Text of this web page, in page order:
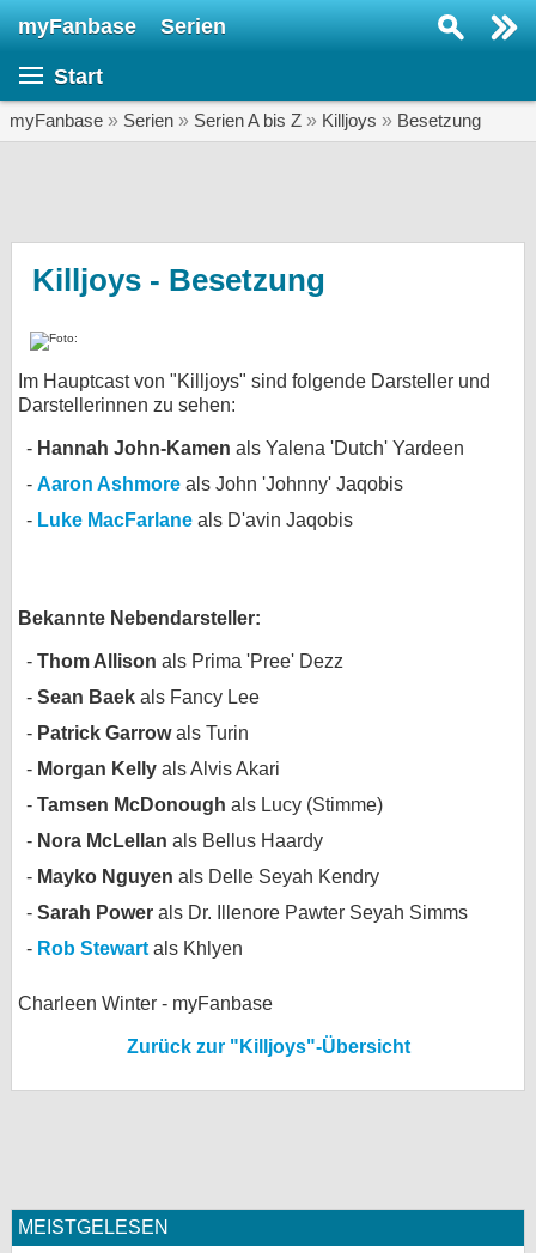
myFanbase Serien
Start
myFanbase » Serien » Serien A bis Z » Killjoys » Besetzung
Killjoys - Besetzung
Im Hauptcast von "Killjoys" sind folgende Darsteller und
Darstellerinnen zu sehen:
Hannah John-Kamen als Yalena 'Dutch' Yardeen
Aaron Ashmore als John 'Johnny' Jaqobis
Luke MacFarlane als D'avin Jaqobis
Bekannte Nebendarsteller:
Thom Allison als Prima 'Pree' Dezz
Sean Baek als Fancy Lee
Patrick Garrowals Turin
Morgan Kelly als Alvis Akari
Tamsen McDonough als Lucy (Stimme)
Nora McLellan als Bellus Haardy
Mayko Nguyen als Delle Seyah Kendry
Sarah Power als Dr. Illenore Pawter Seyah Simms
Rob Stewart als Khlyen
Charleen Winter - myFanbase
Zurück zur "Killjoys"-Übersicht
MEISTGELESEN
SERIEN
Specials
Forum
bei Facebook
Kontakt
Datenschutz
Cookie-Einstellungen
Impressum
Desktop-Ansicht